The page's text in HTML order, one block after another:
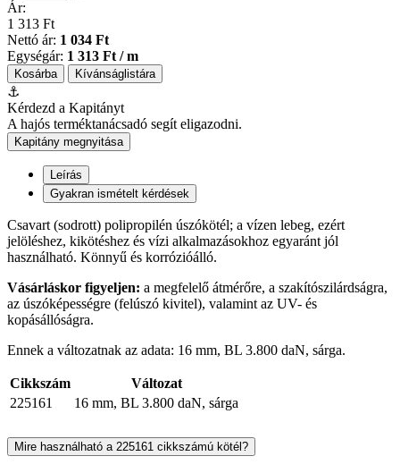
Ár:
1 313 Ft
Nettó ár: 1 034 Ft
Egységár: 1 313 Ft / m
Kosárba Kívánságlistára
⚓
Kérdezd a Kapitányt
A hajós terméktanácsadó segít eligazodni.
Kapitány megnyitása
Leírás
Gyakran ismételt kérdések
Csavart (sodrott) polipropilén úszókötél; a vízen lebeg, ezért
jelöléshez, kikötéshez és vízi alkalmazásokhoz egyaránt jól
használható. Könnyű és korrózióálló.
Vásárláskor figyeljen: a megfelelő átmérőre, a szakítószilárdságra,
az úszóképességre (felúszó kivitel), valamint az UV- és
kopásállóságra.
Ennek a változatnak az adata: 16 mm, BL 3.800 daN, sárga.
Cikkszám
Változat
225161
16 mm, BL 3.800 daN, sárga
Mire használható a 225161 cikkszámú kötél?